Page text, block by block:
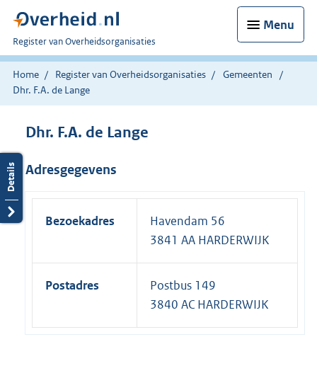
Menu
U
bent
nu
hier:
Register van Overheidsorganisaties
Home Register van Overheidsorganisaties
Gemeenten
Dhr. F.A. de Lange
Dhr. F.A. de Lange
Adresgegevens
Bezoekadres
Havendam 56
3841 AA HARDERWIJK
Postadres
Postbus 149
3840 AC HARDERWIJK